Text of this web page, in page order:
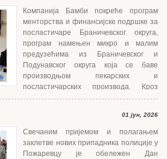
Компанија Бамби покреће програм
менторства и финансијске подршке за
посластичаре Браничевског округа,
програм намењен микро и малим
предузећима из Браничевског и
Подунавског округа која се баве
производњом пекарских и
посластичарских производа. Кроз
01 јун, 2026
Свечаним пријемом и полагањем
заклетве нових припадника полиције у
Пожаревцу је обележен Дан